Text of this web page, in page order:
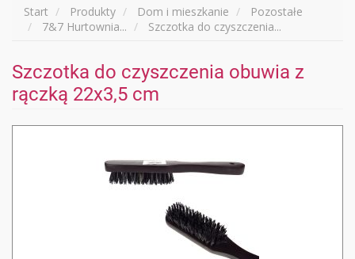
Start Produkty Dom i mieszkanie
Pozostałe
7&7 Hurtownia...
Szczotka do czyszczenia...
Szczotka do czyszczenia obuwia z
rączką 22x3,5 cm